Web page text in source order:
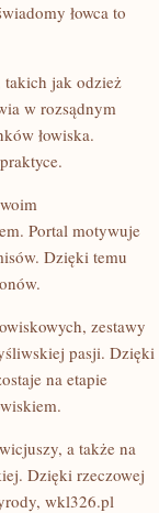
łowca to
takich jak odzież
w rozsądnym
łowiska.
Portal motywuje
Dzięki temu
zestawy
pasji. Dzięki
na etapie
a także na
Dzięki rzeczowej
wkl326.pl